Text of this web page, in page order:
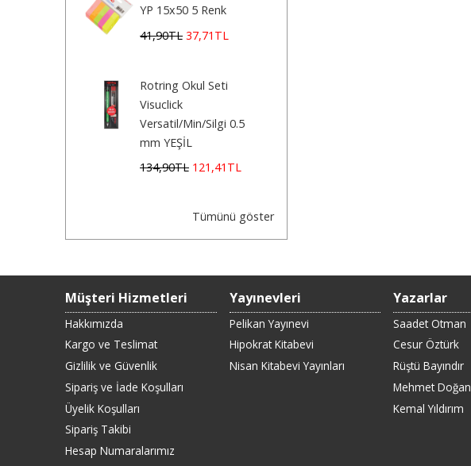
YP 15x50 5 Renk
41,90TL 37,71 TL
Rotring Okul Seti
Visuclick
Versatil/Min/Silgi 0.5
mm YEŞİL
134,90TL 121 ,41 TL
Tümünü göster
Müşteri Hizmetleri
Hakkımızda
Kargo ve Teslimat
Gizlilik ve Güvenlik
Sipariş ve İade Koşulları
Üyelik Koşulları
Sipariş Takibi
Hesap Numaralarımız
Yayınevleri
Pelikan Yayınevi
Hipokrat Kitabevi
Nisan Kitabevi Yayınları
Yazarlar
Saadet Otman
Cesur Öztürk
Rüştü Bayındır
Mehmet Doğan
Kemal Yıldırım